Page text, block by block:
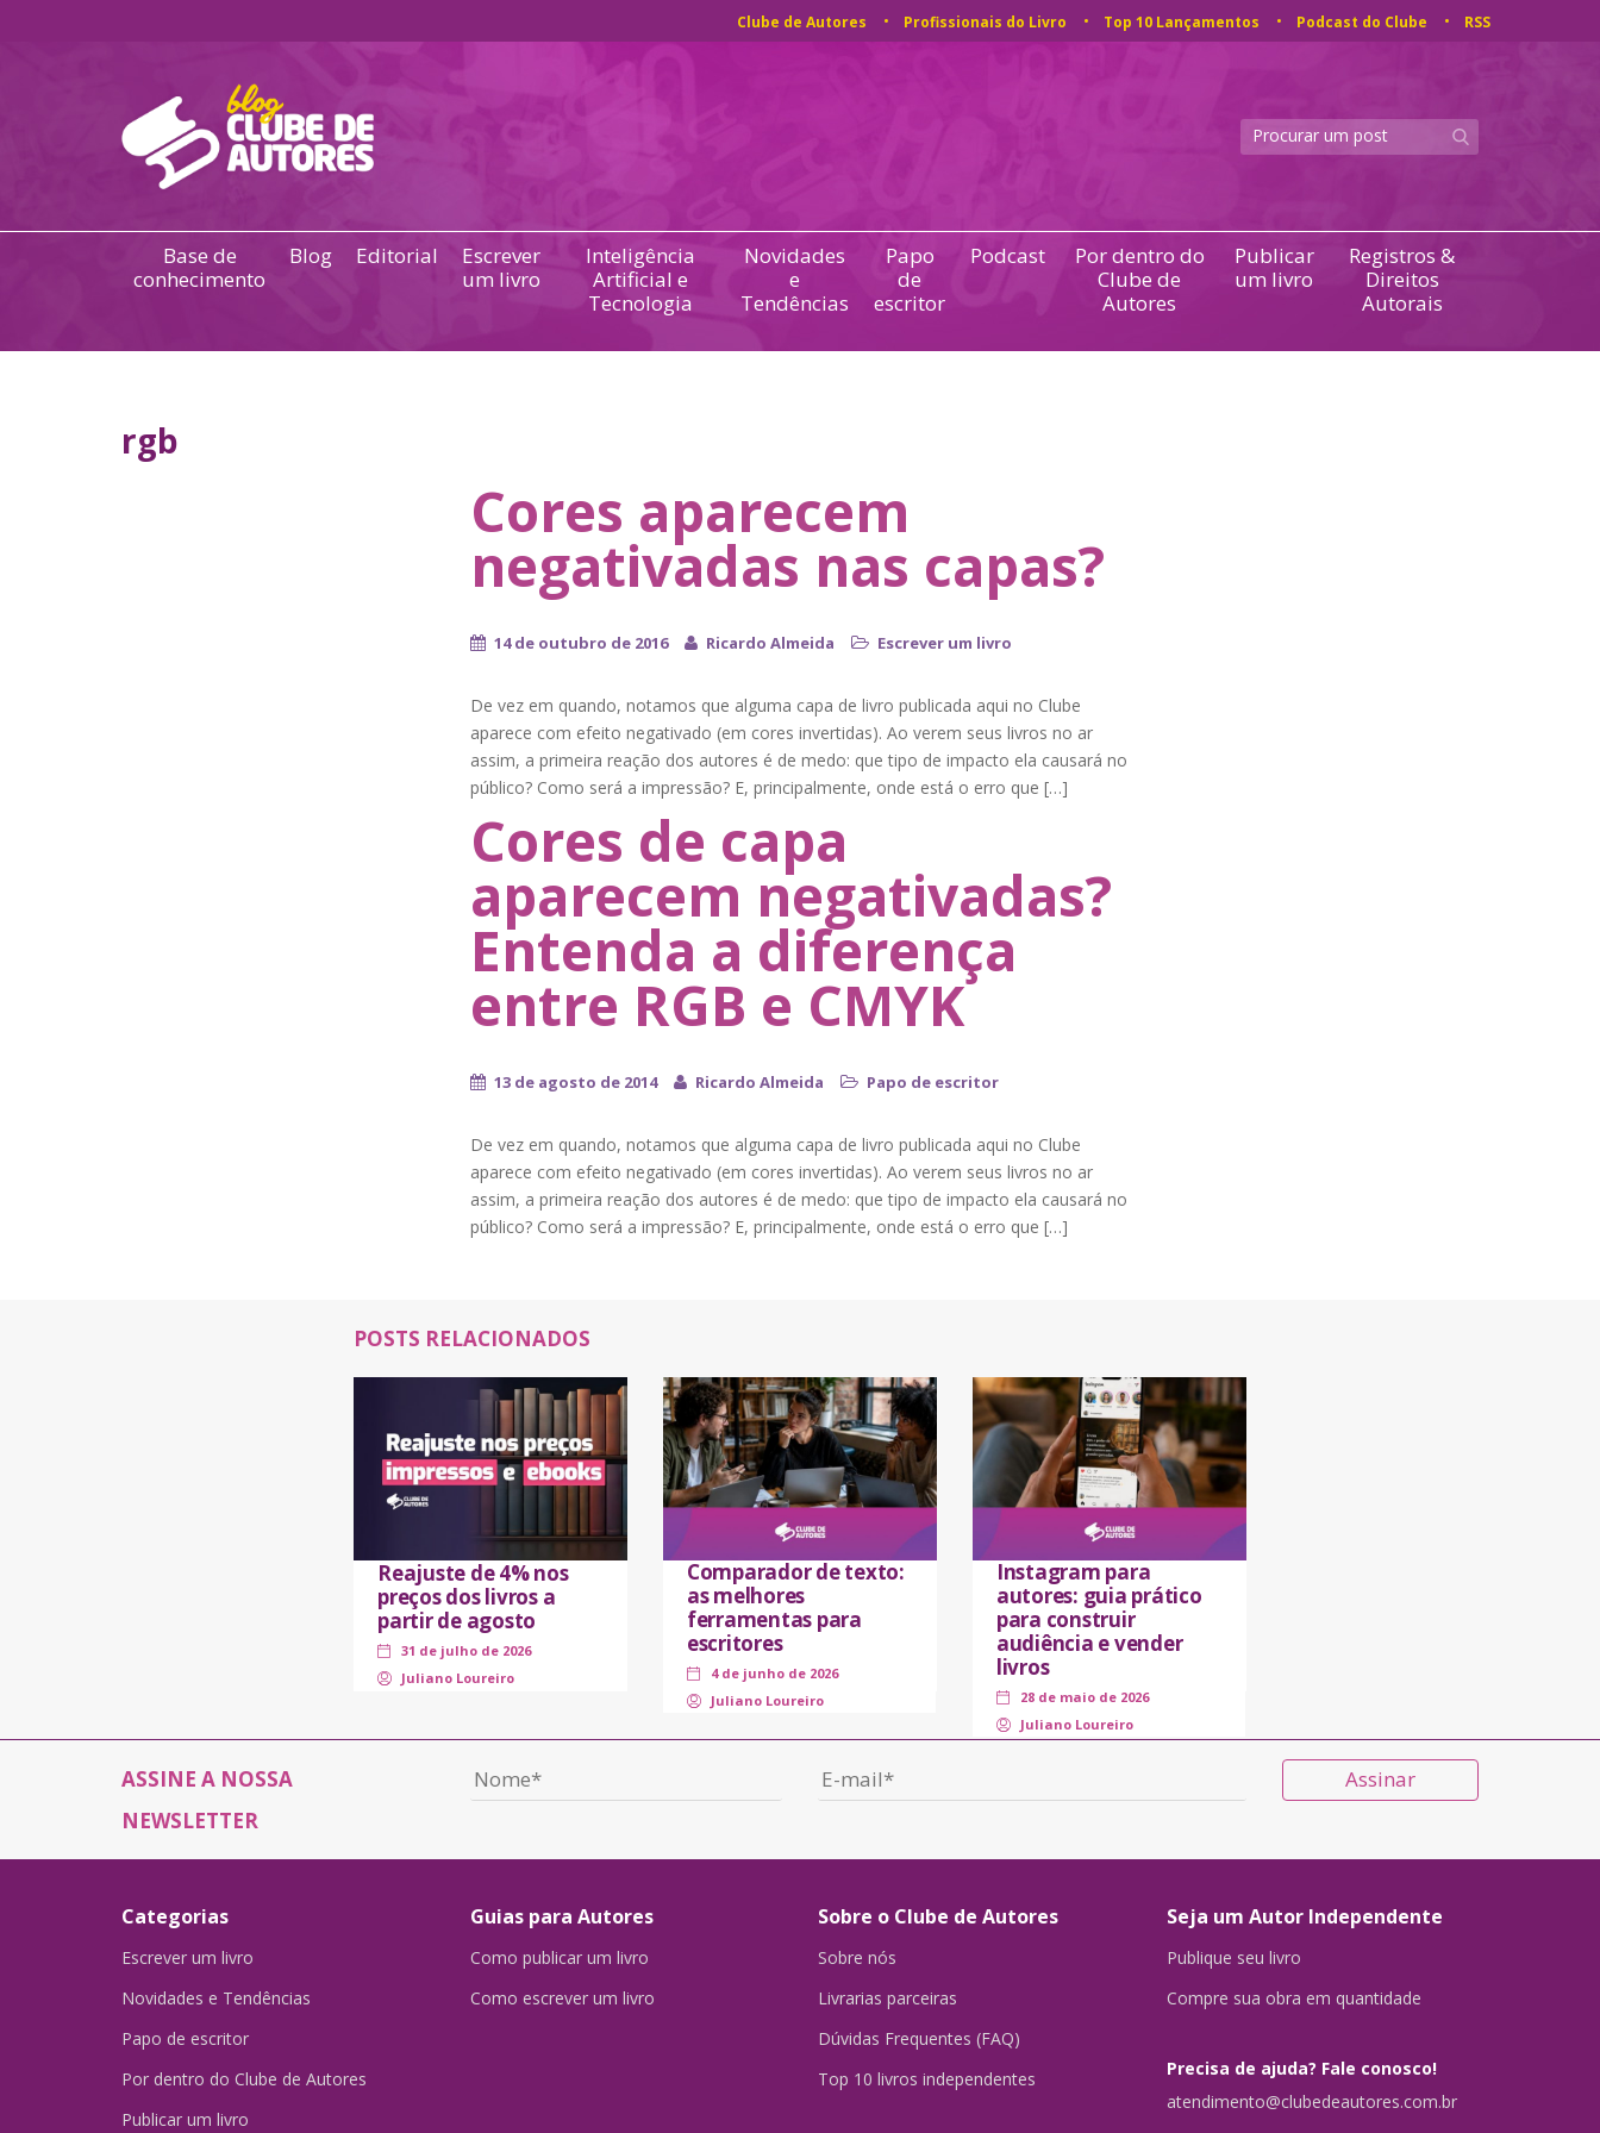
Clube de Autores Profissionais do Livro Top 10 Lançamentos Podcast do Clube RSS
Base de
conhecimento
Blog Editorial
Escrever
um livro
Inteligência
Artificial e
Tecnologia
Novidades
e
Tendências
Papo
de
escritor
Podcast
Por dentro do
Clube de
Autores
Publicar
um livro
Registros &
Direitos
Autorais
rgb
Cores aparecem
negativadas nas capas?
14 de outubro de 2016 Ricardo Almeida Escrever um livro
De vez em quando, notamos que alguma capa de livro publicada aqui no Clube
aparece com efeito negativado (em cores invertidas). Ao verem seus livros no ar
assim, a primeira reação dos autores é de medo: que tipo de impacto ela causará no
público? Como será a impressão? E, principalmente, onde está o erro que […]
Cores de capa
aparecem negativadas?
Entenda a diferença
entre RGB e CMYK
13 de agosto de 2014 Ricardo Almeida Papo de escritor
De vez em quando, notamos que alguma capa de livro publicada aqui no Clube
aparece com efeito negativado (em cores invertidas). Ao verem seus livros no ar
assim, a primeira reação dos autores é de medo: que tipo de impacto ela causará no
público? Como será a impressão? E, principalmente, onde está o erro que […]
POSTS RELACIONADOS
Reajuste de 4% nos
preços dos livros a
partir de agosto
31 de julho de 2026
Juliano Loureiro
Comparador de texto:
as melhores
ferramentas para
escritores
4 de junho de 2026
Juliano Loureiro
Instagram para
autores: guia prático
para construir
audiência e vender
livros
28 de maio de 2026
Juliano Loureiro
ASSINE A NOSSA
NEWSLETTER
Assinar
Categorias
Escrever um livro
Novidades e Tendências
Papo de escritor
Por dentro do Clube de Autores
Publicar um livro
Guias para Autores
Como publicar um livro
Como escrever um livro
Sobre o Clube de Autores
Sobre nós
Livrarias parceiras
Dúvidas Frequentes (FAQ)
Top 10 livros independentes
Seja um Autor Independente
Publique seu livro
Compre sua obra em quantidade
Precisa de ajuda? Fale conosco!
atendimento@clubedeautores.com.br